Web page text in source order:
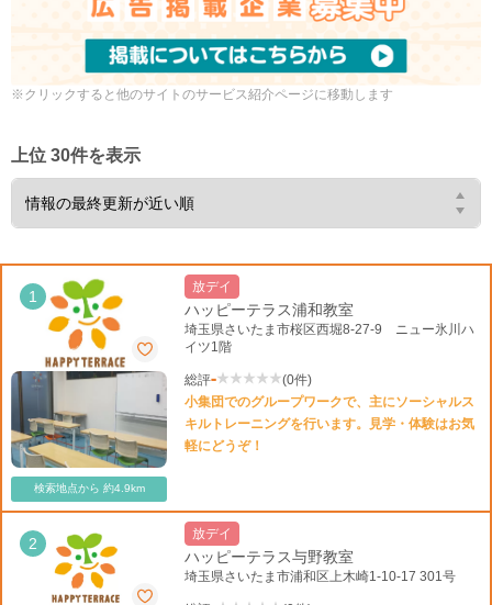
※クリックすると他のサイトのサービス紹介ページに移動します
上位 30件を表示
1
検索地点から 約4.9km
放デイ
ハッピーテラス浦和教室
埼玉県さいたま市桜区西堀8-27-9 ニュー氷川ハ
イツ1階
総評-
(0件)
小集団でのグループワークで、主にソーシャルス
キルトレーニングを行います。見学・体験はお気
軽にどうぞ！
2
放デイ
ハッピーテラス与野教室
埼玉県さいたま市浦和区上木崎1-10-17 301号